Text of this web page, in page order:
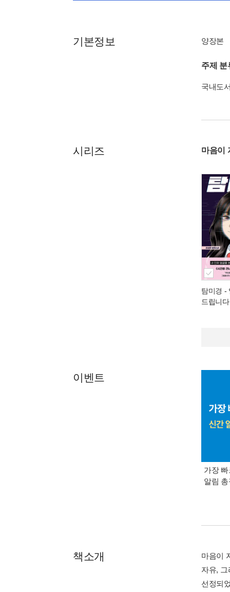
기본정보 양장본
주제 분
국내도
시리즈 마음이
탐미경 -
드립니다
이벤트
가장
알림
책소개
마음이
자유,
선정되